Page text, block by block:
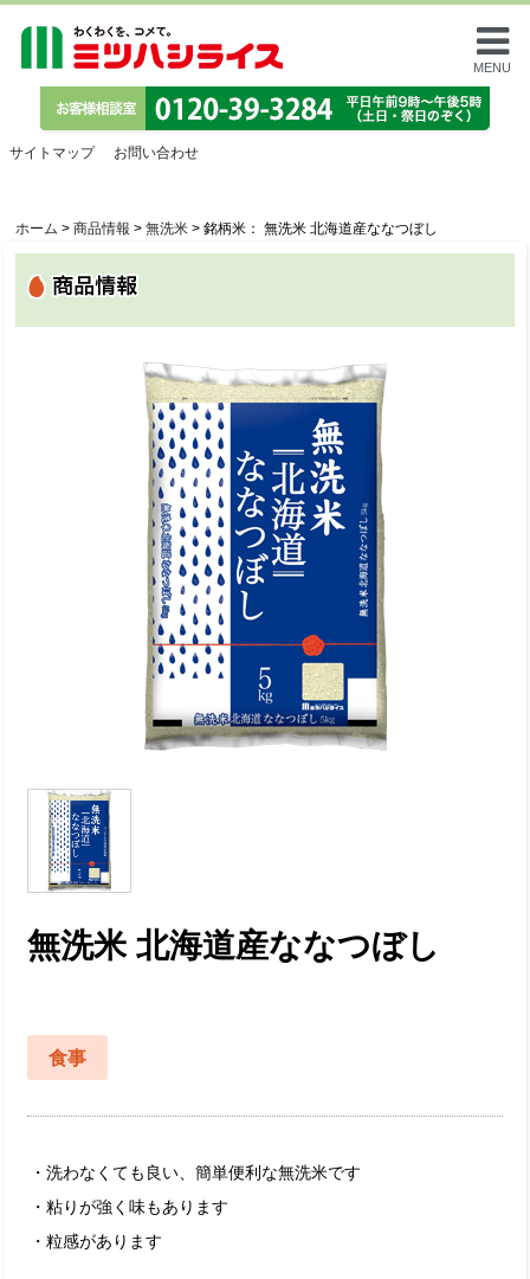
MENU
サイトマップ お問い合わせ
ホーム > 商品情報 > 無洗米 > 銘柄米： 無洗米 北海道産ななつぼし
無洗米 北海道産ななつぼし
食事
・洗わなくても良い、簡単便利な無洗米です
・粘りが強く味もあります
・粒感があります